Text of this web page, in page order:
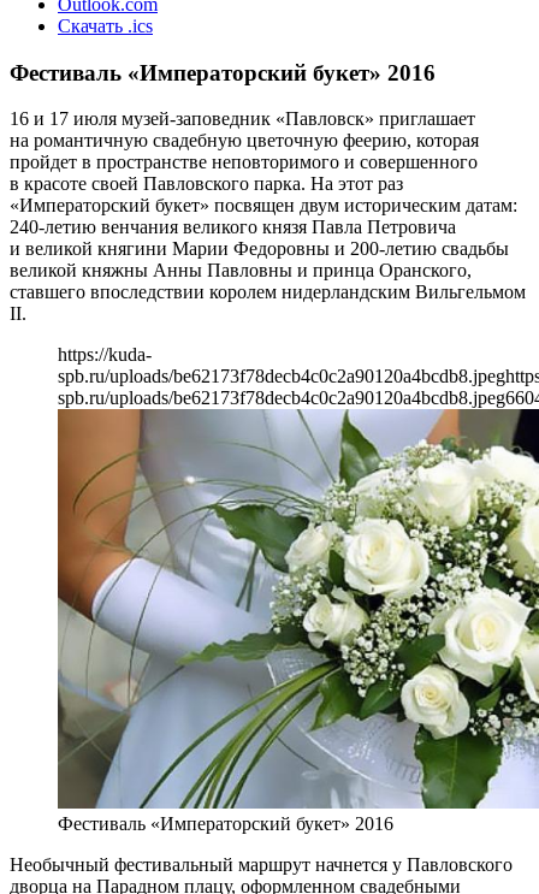
Outlook.com
Скачать .ics
Фестиваль «Императорский букет» 2016
16 и 17 июля музей-заповедник «Павловск» приглашает
на романтичную свадебную цветочную феерию, которая
пройдет в пространстве неповторимого и совершенного
в красоте своей Павловского парка. На этот раз
«Императорский букет» посвящен двум историческим датам:
240-летию венчания великого князя Павла Петровича
и великой княгини Марии Федоровны и 200-летию свадьбы
великой княжны Анны Павловны и принца Оранского,
ставшего впоследствии королем нидерландским Вильгельмом
II.
https://kuda-
spb.ru/uploads/be62173f78decb4c0c2a90120a4bcdb8.jpeg
spb.ru/uploads/be62173f78decb4c0c2a90120a4bcdb8.jpeg660
Фестиваль «Императорский букет» 2016
Необычный фестивальный маршрут начнется у Павловского
дворца на Парадном плацу, оформленном свадебными